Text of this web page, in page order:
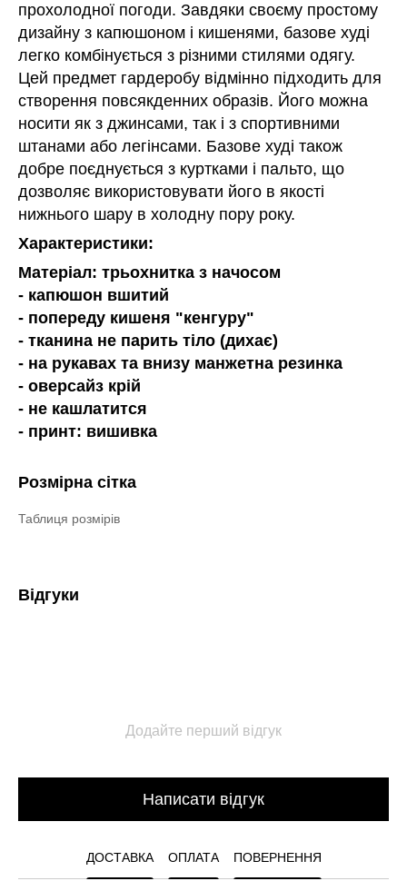
прохолодної погоди. Завдяки своєму простому
дизайну з капюшоном і кишенями, базове худі
легко комбінується з різними стилями одягу.
Цей предмет гардеробу відмінно підходить для
створення повсякденних образів. Його можна
носити як з джинсами, так і з спортивними
штанами або легінсами. Базове худі також
добре поєднується з куртками і пальто, що
дозволяє використовувати його в якості
нижнього шару в холодну пору року.
Характеристики:
Матеріал: трьохнитка з начосом
- капюшон вшитий
- попереду кишеня "кенгуру"
- тканина не парить тіло (дихає)
- на рукавах та внизу манжетна резинка
- оверсайз крій
- не кашлатится
- принт: вишивка
Розмірна сітка
Таблиця розмірів
Відгуки
Додайте перший відгук
Написати відгук
ДОСТАВКА ОПЛАТА ПОВЕРНЕННЯ